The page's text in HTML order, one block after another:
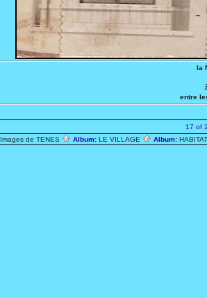
la
entre
17 of
Images de TENES Album: LE VILLAGE Album: